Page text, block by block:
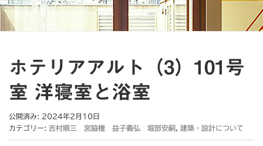
ホテリアアルト（3）101号
室 洋寝室と浴室
公開済み: 2024年2月10日
カテゴリー: 吉村順三 宮脇檀 益子義弘 堀部安嗣 建築・設計について